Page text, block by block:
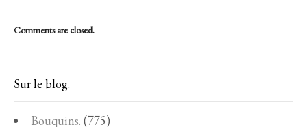
Comments are closed.
Sur le blog.
Bouquins. (775)